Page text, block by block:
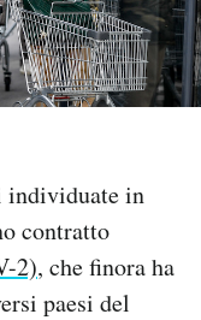
individuate in
contratto
2), che finora ha
paesi del